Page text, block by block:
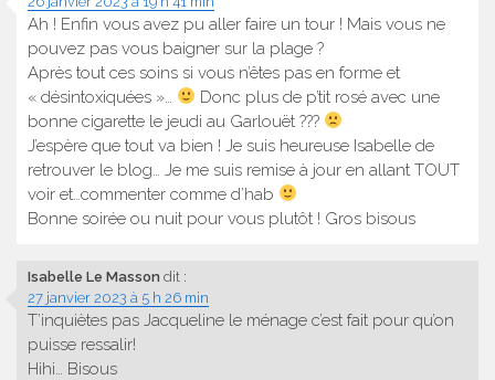
Ah ! Enfin vous avez pu aller faire un tour ! Mais vous ne
pouvez pas vous baigner sur la plage ?
Après tout ces soins si vous n’êtes pas en forme et
« désintoxiquées »…
Donc plus de p’tit rosé avec une
bonne cigarette le jeudi au Garlouët ???
J’espère que tout va bien ! Je suis heureuse Isabelle de
retrouver le blog… Je me suis remise à jour en allant TOUT
voir et…commenter comme d’hab
Bonne soirée ou nuit pour vous plutôt ! Gros bisous
Isabelle Le Masson dit :
27 janvier 2023 à 5 h 26 min
T’inquiètes pas Jacqueline le ménage c’est fait pour qu’on
puisse ressalir!
Hihi… Bisous